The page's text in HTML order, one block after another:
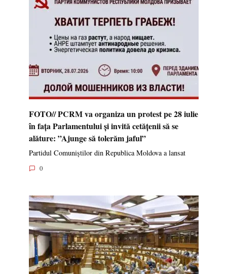
FOTO// PCRM va organiza un protest pe 28 iulie
în fața Parlamentului și invită cetățenii să se
alăture: ”Ajunge să tolerăm jaful”
Partidul Comuniștilor din Republica Moldova a lansat
0